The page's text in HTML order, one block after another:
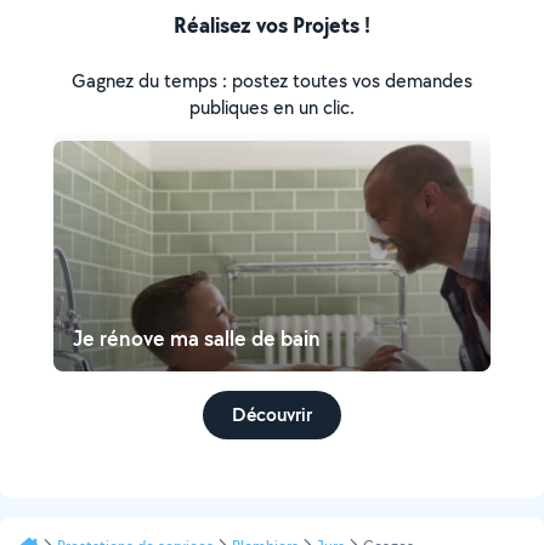
Réalisez vos Projets !
Gagnez du temps : postez toutes vos demandes
publiques en un clic.
Je rénove ma salle de bain
Découvrir